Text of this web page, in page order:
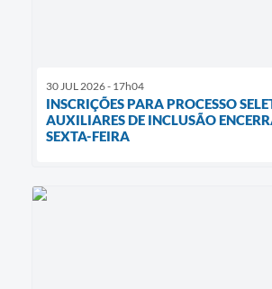
30 JUL 2026 - 17h04
INSCRIÇÕES PARA PROCESSO
AUXILIARES DE INCLUSÃO
SEXTA-FEIRA